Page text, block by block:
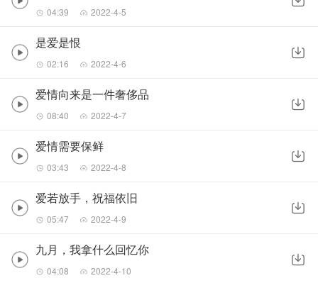
04:39 2022-4-5
是爱是恨
02:16 2022-4-6
爱情向来是一件奢侈品
08:40 2022-4-7
爱情需要保鲜
03:43 2022-4-8
爱若放手，祝福依旧
05:47 2022-4-9
九月，我拿什么回忆你
04:08 2022-4-10